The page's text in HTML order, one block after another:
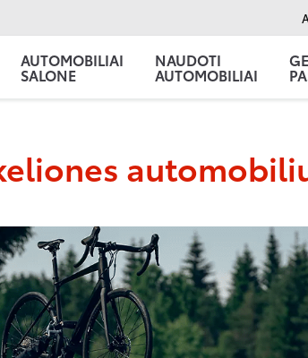
AUTOMOBILIAI
SALONE
NAUDOTI
AUTOMOBILIAI